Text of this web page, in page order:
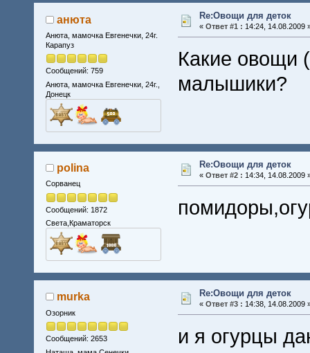
анюта
Анюта, мамочка Евгенечки, 24г.
Карапуз
Сообщений: 759
Анюта, мамочка Евгенечки, 24г.,
Донецк
Re:Овощи для деток
« Ответ #1 : 14:24, 14.08.2009
Какие овощи
малышики?
polina
Сорванец
Сообщений: 1872
Света,Краматорск
Re:Овощи для деток
« Ответ #2 : 14:34, 14.08.2009
murka
Озорник
Сообщений: 2653
Re:Овощи для деток
« Ответ #3 : 14:38, 14.08.2009
и я огурцы